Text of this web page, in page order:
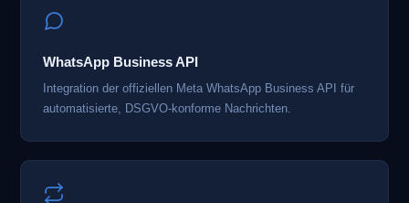
WhatsApp Business API
Integration der offiziellen Meta WhatsApp Business API für
automatisierte, DSGVO-konforme Nachrichten.